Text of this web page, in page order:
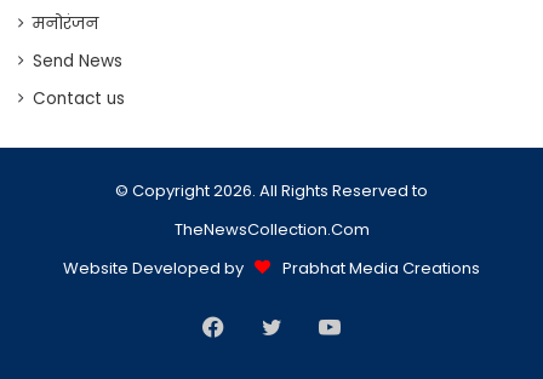
मनोरंजन
Send News
Contact us
© Copyright 2026. All Rights Reserved to
TheNewsCollection.Com
Website Developed by
Prabhat Media Creations
Facebook
TwitterYouTube